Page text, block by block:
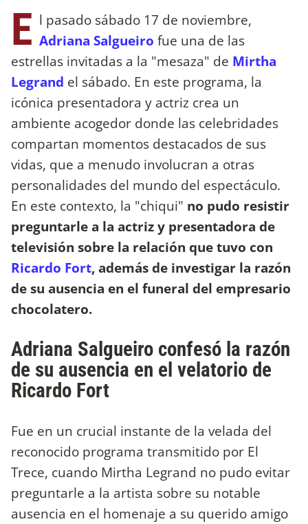
E l pasado sábado 17 de noviembre,
Adriana Salgueiro fue una de las
estrellas invitadas a la "mesaza" de Mirtha
Legrand el sábado. En este programa, la
icónica presentadora y actriz crea un
ambiente acogedor donde las celebridades
compartan momentos destacados de sus
vidas, que a menudo involucran a otras
personalidades del mundo del espectáculo.
En este contexto, la "chiqui" no pudo resistir
preguntarle a la actriz y presentadora de
televisión sobre la relación que tuvo con
Ricardo Fort, además de investigar la razón
de su ausencia en el funeral del empresario
chocolatero.
Adriana Salgueiro confesó la razón
de su ausencia en el velatorio de
Ricardo Fort
Fue en un crucial instante de la velada del
reconocido programa transmitido por El
Trece, cuando Mirtha Legrand no pudo evitar
preguntarle a la artista sobre su notable
ausencia en el homenaje a su querido amigo